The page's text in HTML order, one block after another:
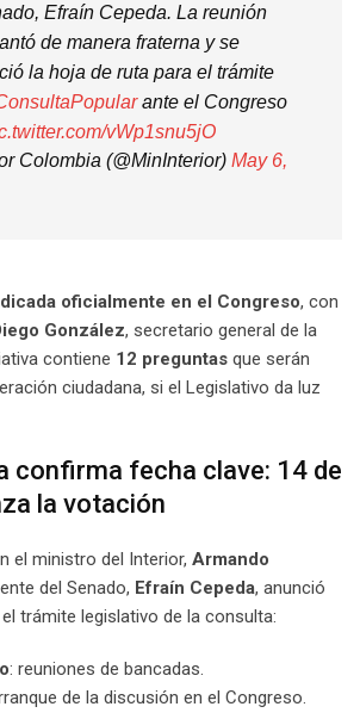
Efraín Cepeda. La reunión
de manera fraterna y se
la hoja de ruta para el trámite
ante el Congreso
vWp1snu5jO
Colombia (@MinInterior) May 6,
oficialmente en el Congreso, con
González, secretario general de la
contiene 12 preguntas que serán
ciudadana, si el Legislativo da luz
confirma fecha clave: 14 de
la votación
el ministro del Interior, Armando
del Senado, Efraín Cepeda, anunció
trámite legislativo de la consulta:
: reuniones de bancadas.
de la discusión en el Congreso.